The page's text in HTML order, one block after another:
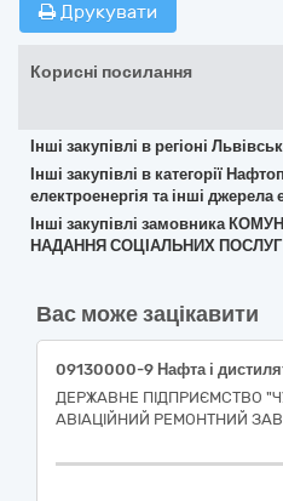
Друкувати
Корисні посилання
Інші закупівлі в регіоні
Інші закупівлі в категорії
електроенергія та інші джерела
Інші закупівлі замовника
НАДАННЯ СОЦІАЛЬНИХ
Вас може зацікавити
ДЕРЖАВНЕ ПІДПРИЄМСТВО
АВІАЦІЙНИЙ РЕМОНТНИЙ